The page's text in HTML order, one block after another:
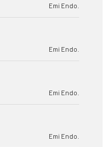
Emi Endo.
Emi Endo.
Emi Endo.
Emi Endo.